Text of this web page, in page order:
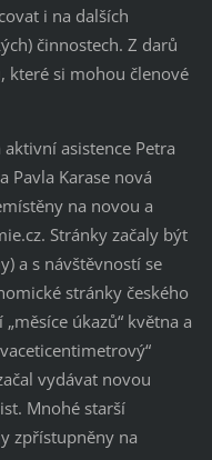
i na dalších
činnostech. Z darů
které si mohou členové
asistence Petra
Pavla Karase nová
na novou a
Stránky začaly být
a s návštěvností se
stránky českého
úkazů“ května a
vydávat novou
Mnohé starší
zpřístupněny na